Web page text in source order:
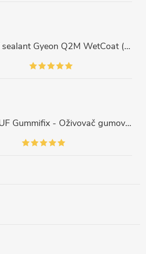
Rychloaplikační sealant Gyeon Q2M WetCoat (1 L)
Koch Chemie GUF Gummifix - Oživovač gumových koberců (1000ml)